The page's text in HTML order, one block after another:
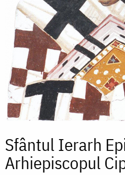
Sfântul Ierarh
Arhiepiscopul